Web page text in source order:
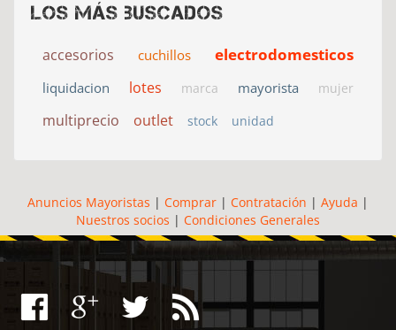
Los más buscados
accesorios cuchillos electrodomesticos
liquidacion lotes marca mayorista mujer
multiprecio outlet stock unidad
Anuncios Mayoristas | Comprar | Contratación | Ayuda |
Nuestros socios | Condiciones Generales